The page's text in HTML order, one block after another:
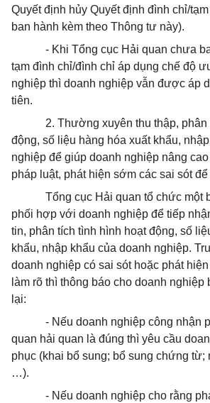
Quyết định hủy Quyết định đình chỉ/
ban hành kèm theo Thông tư này).
- Khi Tổng cục Hải quan chưa
tạm đình chỉ/đình chỉ áp dụng chế độ
nghiệp thì doanh nghiệp vẫn được áp
tiên.
2. Thường xuyên thu thập,
động, số liệu hàng hóa xuất khẩu,
nghiệp để giúp doanh nghiệp nâng
pháp luật, phát hiện sớm các sai sót
Tổng cục Hải quan tổ chức một
phối hợp với doanh nghiệp để tiếp
tin, phân tích tình hình hoạt động, số
khẩu, nhập khẩu của doanh nghiệp.
doanh nghiệp có sai sót hoặc phát
làm rõ thì thông báo cho doanh nghiệp
lại:
- Nếu doanh nghiệp công nhận
quan hải quan là đúng thì yêu cầu
phục (khai bổ sung; bổ sung chứng từ;
…).
- Nếu doanh nghiệp cho rằng